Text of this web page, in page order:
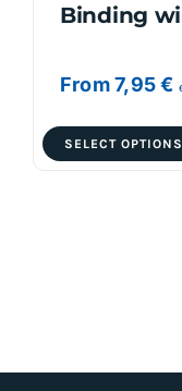
Binding
From 7,95€
SELECT OPTIONS